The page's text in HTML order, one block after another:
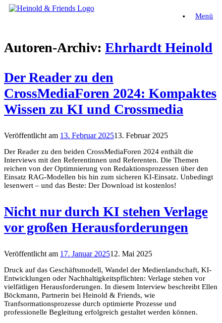
Zum
Menü
Autoren-Archiv: Ehrhardt Heinold
Der Reader zu den
CrossMediaForen 2024: Kompaktes
Wissen zu KI und Crossmedia
Veröffentlicht am 13. Februar 202513. Februar 2025
Der Reader zu den beiden CrossMediaForen 2024 enthält die
Interviews mit den Referentinnen und Referenten. Die Themen
reichen von der Optimnierung von Redaktionsprozessen über den
Einsatz RAG-Modellen bis hin zum sicheren KI-Einsatz. Unbedingt
lesenwert – und das Beste: Der Download ist kostenlos!
Nicht nur durch KI stehen Verlage
vor großen Herausforderungen
Veröffentlicht am 17. Januar 202512. Mai 2025
Druck auf das Geschäftsmodell, Wandel der Medienlandschaft, KI-
Entwicklungen oder Nachhaltigkeitspflichten: Verlage stehen vor
vielfätligen Herausforderungen. In diesem Interview beschreibt Ellen
Böckmann, Partnerin bei Heinold & Friends, wie
Tranfsormationsprozesse durch optimierte Prozesse und
professionelle Begleitung erfolgreich gestaltet werden können.